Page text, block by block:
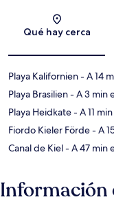
Qué hay cerca
Playa Kalifornien- A 14
Playa Brasilien- A 3 min
Playa Heidkate- A 11
Fiordo Kieler Förde- A
Canal de Kiel- A 47 min
Información